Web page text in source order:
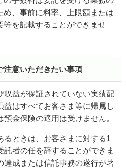
め、事前に料率、上限額または
等を記載することができませ
注意いただきたい事項
収益が保証されていない実績配
益はすべてお客さま等に帰属し
預金保険の適用は受けません。
るときは、お客さまに対する1
託者の任を辞することができま
達成または信託事務の遂行が著